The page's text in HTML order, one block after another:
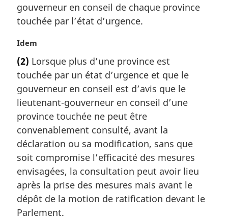
g
i
a
l
e
:
gouverneur en conseil de chaque province
touchée par l’état d’urgence.
N
t
e
m
a
g
i
n
a
e
:
Idem
(2) Lorsque plus d’une province est
touchée par un état d’urgence et que le
gouverneur en conseil est d’avis que le
lieutenant-gouverneur en conseil d’une
province touchée ne peut être
convenablement consulté, avant la
déclaration ou sa modification, sans que
soit compromise l’efficacité des mesures
envisagées, la consultation peut avoir lieu
après la prise des mesures mais avant le
dépôt de la motion de ratification devant le
Parlement.